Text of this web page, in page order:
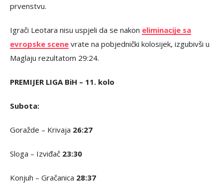
prvenstvu.
Igrači Leotara nisu uspjeli da se nakon eliminacije sa
evropske scene vrate na pobjednički kolosijek, izgubivši u
Maglaju rezultatom 29:24.
PREMIJER LIGA BiH – 11. kolo
Subota:
Goražde – Krivaja 26:27
Sloga – Izviđač 23:30
Konjuh – Gračanica 28:37